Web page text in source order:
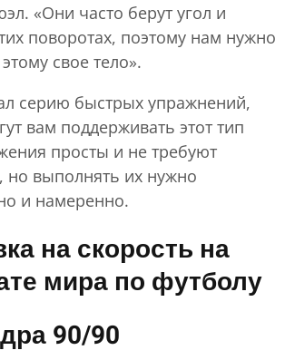
«Они часто берут угол и
поворотах, поэтому нам нужно
свое тело».
серию быстрых упражнений,
вам поддерживать этот тип
просты и не требуют
но выполнять их нужно
и намеренно.
на скорость на
мира по футболу
90/90